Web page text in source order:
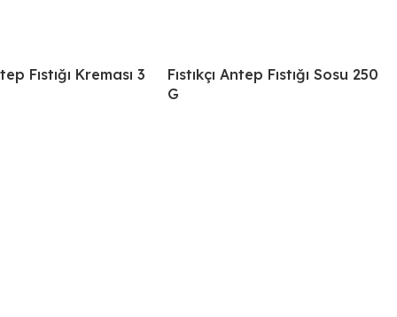
Fıstığı Kreması 3
Fıstıkçı Antep Fıstığı Sosu 250
G